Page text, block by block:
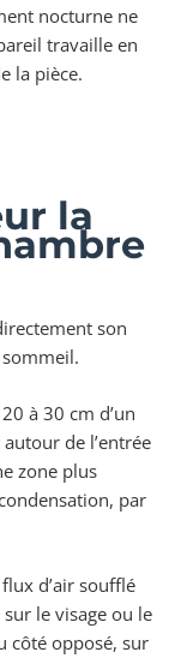
nocturne ne
travaille en
la pièce.
la
son
à 30 cm d’un
de l’entrée
zone plus
par
d’air soufflé
le visage ou le
côté opposé, sur